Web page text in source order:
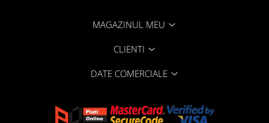
MAGAZINUL MEU
CLIENTI
DATE COMERCIALE